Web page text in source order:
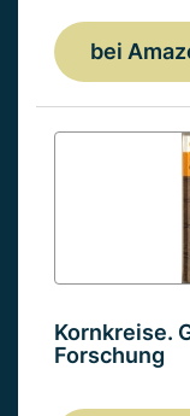
bei
Kornkreise.
Forschung